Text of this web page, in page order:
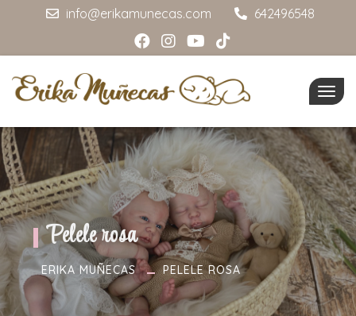
info@erikamunecas.com 642496548
Pelele rosa
ERIKA MUÑECAS PELELE ROSA